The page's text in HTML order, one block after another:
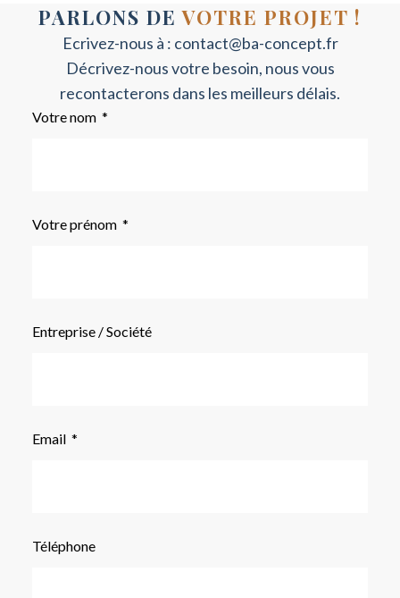
PARLONS DEVOTRE PROJET !
Ecrivez-nous à : contact@ba-concept.fr
Décrivez-nous votre besoin, nous vous
recontacterons dans les meilleurs délais.
Votre nom
Votre prénom
Entreprise / Société
Email
Téléphone